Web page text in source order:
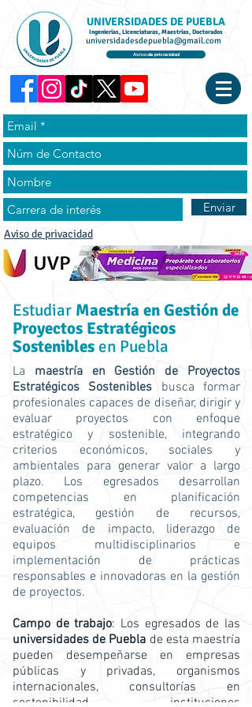
UNIVERSIDADES DE PUEBLA
Ingenierías, Licenciaturas, Maestrías, Doctorados
universidadesdepuebla@gmail.com
Aviso de privacidad
Enviar
Aviso de privacidad
Estudiar Maestría en Gestión de
Proyectos Estratégicos
Sostenibles en Puebla
La maestría en Gestión de Proyectos
Estratégicos Sostenibles busca formar
profesionales capaces de diseñar, dirigir y
evaluar proyectos con enfoque
estratégico y sostenible, integrando
criterios económicos, sociales y
ambientales para generar valor a largo
plazo. Los egresados desarrollan
competencias en planificación
estratégica, gestión de recursos,
evaluación de impacto, liderazgo de
equipos multidisciplinarios e
implementación de prácticas
responsables e innovadoras en la gestión
de proyectos.
Campo de trabajo: Los egresados de las
universidades de Puebla de esta maestría
pueden desempeñarse en empresas
públicas y privadas, organismos
internacionales, consultorías en
sostenibilidad, instituciones